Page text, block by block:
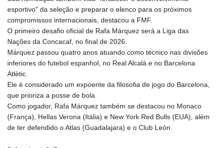
IDR 20580.370421
ILS 3.468234
IMP 0.857252
INR 110.076256
IQD 1509.981237
IRR
1590322.371805
JEP 0.857252
JOD 0.819746
JPY 182.445186
KES 149.158147
esportivo" da seleção e preparar o elenco para os próximos
compromissos internacionais, destacou a FMF.
O primeiro desafio oficial de Rafa Márquez será a Liga das
Nações da Concacaf, no final de 2026.
Márquez passou quatro anos atuando como técnico nas divisões
inferiores do futebol espanhol, no Real Alcalá e no Barcelona
Atlètic.
Ele é considerado um expoente da filosofia de jogo do Barcelona,
que prioriza a posse de bola.
Como jogador, Rafa Márquez também se destacou no Monaco
(França), Hellas Verona (Itália) e New York Red Bulls (EUA), além
de ter defendido o Atlas (Guadalajara) e o Club León.